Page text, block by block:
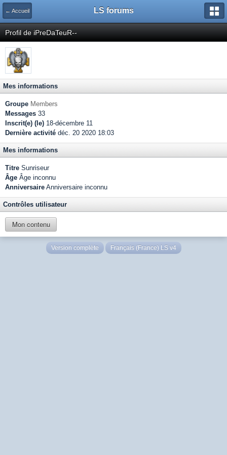
← Accueil LS forums
Profil de iPreDaTeuR--
Mes informations
Groupe Members
Messages 33
Inscrit(e) (le) 18-décembre 11
Dernière activité déc. 20 2020 18:03
Mes informations
Titre Sunriseur
Âge Âge inconnu
Anniversaire Anniversaire inconnu
Contrôles utilisateur
Mon contenu
Version complète Français (France) LS v4